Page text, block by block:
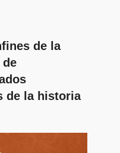
de la
de
de la historia